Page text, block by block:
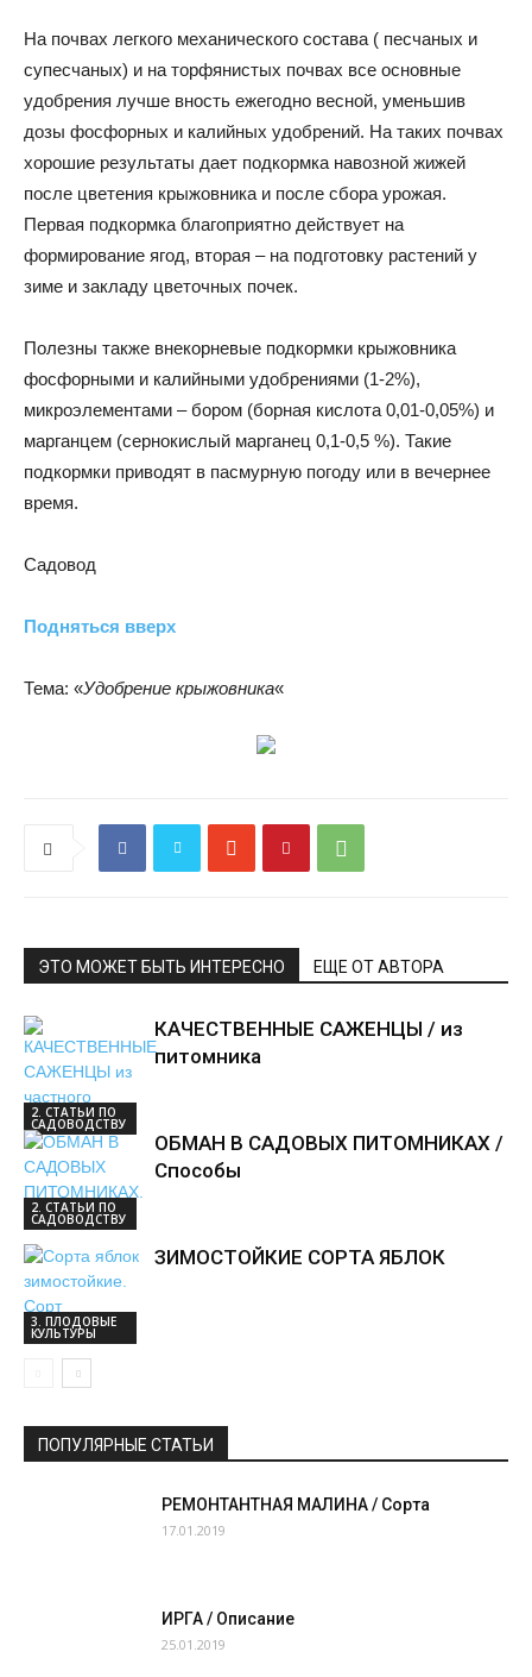
На почвах легкого механического состава ( песчаных и
супесчаных) и на торфянистых почвах все основные
удобрения лучше вность ежегодно весной, уменьшив
дозы фосфорных и калийных удобрений. На таких почвах
хорошие результаты дает подкормка навозной жижей
после цветения крыжовника и после сбора урожая.
Первая подкормка благоприятно действует на
формирование ягод, вторая – на подготовку растений у
зиме и закладу цветочных почек.
Полезны также внекорневые подкормки крыжовника
фосфорными и калийными удобрениями (1-2%),
микроэлементами – бором (борная кислота 0,01-0,05%) и
марганцем (сернокислый марганец 0,1-0,5 %). Такие
подкормки приводят в пасмурную погоду или в вечернее
время.
Садовод
Подняться вверх
Тема: «Удобрение крыжовника«
ЭТО МОЖЕТ БЫТЬ ИНТЕРЕСНО ЕЩЕ ОТ АВТОРА
2. СТАТЬИ ПО
САДОВОДСТВУ
КАЧЕСТВЕННЫЕ САЖЕНЦЫ / из
питомника
2. СТАТЬИ ПО
САДОВОДСТВУ
ОБМАН В САДОВЫХ ПИТОМНИКАХ /
Способы
3. ПЛОДОВЫЕ
КУЛЬТУРЫ
ЗИМОСТОЙКИЕ СОРТА ЯБЛОК
ПОПУЛЯРНЫЕ СТАТЬИ
РЕМОНТАНТНАЯ МАЛИНА / Сорта
17.01.2019
ИРГА / Описание
25.01.2019